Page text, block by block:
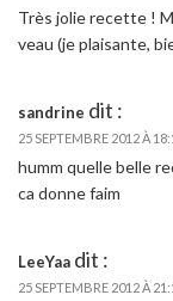
Très jolie recette !
veau (je plaisante,
sandrine dit :
25 SEPTEMBRE 2012 À
humm quelle belle
ca donne faim
LeeYaa dit :
25 SEPTEMBRE 2012 À